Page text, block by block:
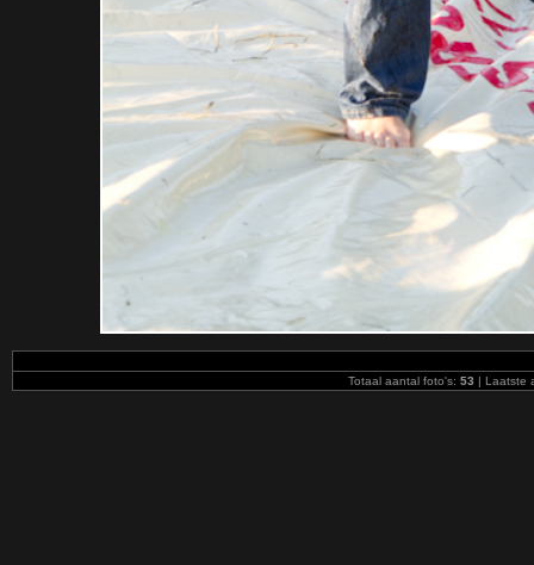
Totaal aantal foto's: 53 | Laatste